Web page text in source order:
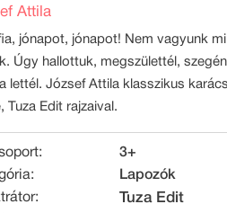
Attila
jónapot, jónapot! Nem vagyunk
Úgy hallottuk, megszülettél,
lettél. József Attila klasszikus
Tuza Edit rajzaival.
3+
Lapozók
Tuza Edit